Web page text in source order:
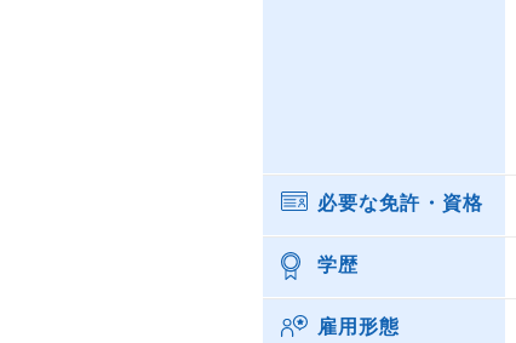
必要な免許・資格
学歴
雇用形態